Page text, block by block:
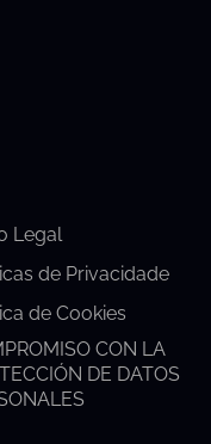
Legal
de Privacidade
de Cookies
CON LA
DE DATOS